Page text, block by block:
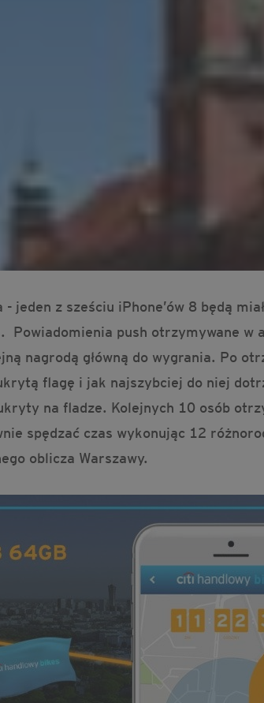
jeden z sześciu iPhone’ów 8 będą
Powiadomienia push otrzymywane w
nagrodą główną do wygrania. Po
flagę i jak najszybciej do niej
na fladze. Kolejnych 10 osób
spędzać czas wykonując 12
oblicza Warszawy.